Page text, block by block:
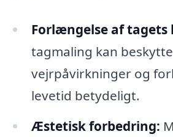
Forlængelse af tagets
tagmaling kan
vejrpåvirkninger og
levetid betydeligt.
Æstetisk forbedring: